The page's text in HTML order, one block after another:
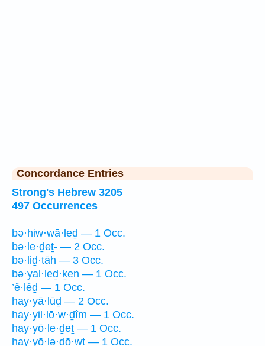
Concordance Entries
Strong's Hebrew 3205
497 Occurrences
bə·hiw·wā·leḏ — 1 Occ.
bə·le·ḏeṯ- — 2 Occ.
bə·liḏ·tāh — 3 Occ.
bə·yal·leḏ·ḵen — 1 Occ.
’ê·lêḏ — 1 Occ.
hay·yā·lūḏ — 2 Occ.
hay·yil·lō·w·ḏîm — 1 Occ.
hay·yō·le·ḏeṯ — 1 Occ.
hay·yō·lə·ḏō·wṯ — 1 Occ.